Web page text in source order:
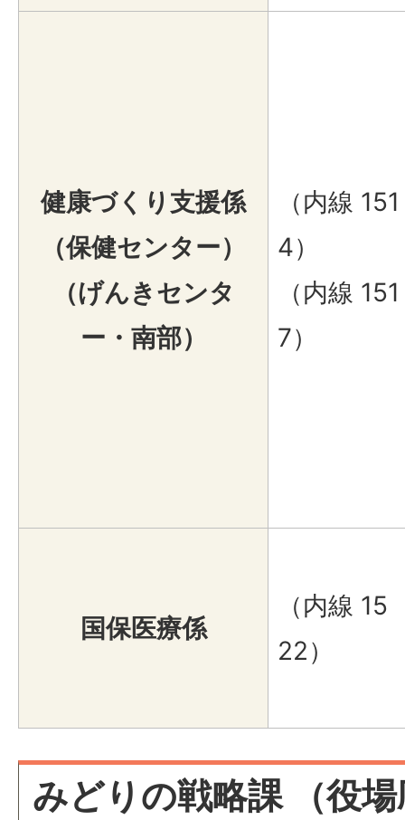
健康づくり支援係
（保健センター）
（げんきセンタ
ー・南部）
（内線 151
4）
（内線 151
7）
国保医療係
（内線 15
22）
みどりの戦略課 （役